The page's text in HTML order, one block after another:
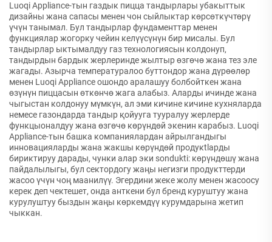
Luoqi Appliance-тын газдык пицца тандырлары убакыттык
дизайны жана сапасы менен чон сыйлыктар көрсөткүчтөрү
үчүн танымал. Бул тандырлар фундаменттар менен
функциялар жогорку чейин келүүсүнүн бир мисалы. Бул
тандырлар ыктымалдуу газ технологиясын колдонуп,
тандырдын бардык жерлеринде жылтыр өзгөчө жана тез эле
жагады. Азырча температуралоо буттондор жана дүрөөлөр
менен Luoqi Appliance ошондо аралашуу болбойткен жана
өзүнүн пиццасын өткөнчө жага алабыз. Аларды ичинде жана
чыгыстан колдонуу мүмкүн, ал эми кичине кичине кухняларда
немесе газондарда тандыр қойууга тууралуу жерлерде
функцыоналдуу жана өзгөчө көрүндөй экенин карабыз. Luoqi
Appliance-тын башка компаниялардан айрылгандыгы
инновацияларды жана жакшы көрүндөй продукtlарды
бириктируу дарады, чунки алар эки sondukti: көрүндөшү жана
пайдалылыгы, бул сектордогу жаңы негизги продукттерди
жасоо үчүн чоң маанилүү. Эгердини жеке жолу менен жасоосу
керек деп чектешет, онда анткени бул бренд куруштуу жана
курулуштуу быздын жаңы көркемдүү курумдарына жетип
чыккан.